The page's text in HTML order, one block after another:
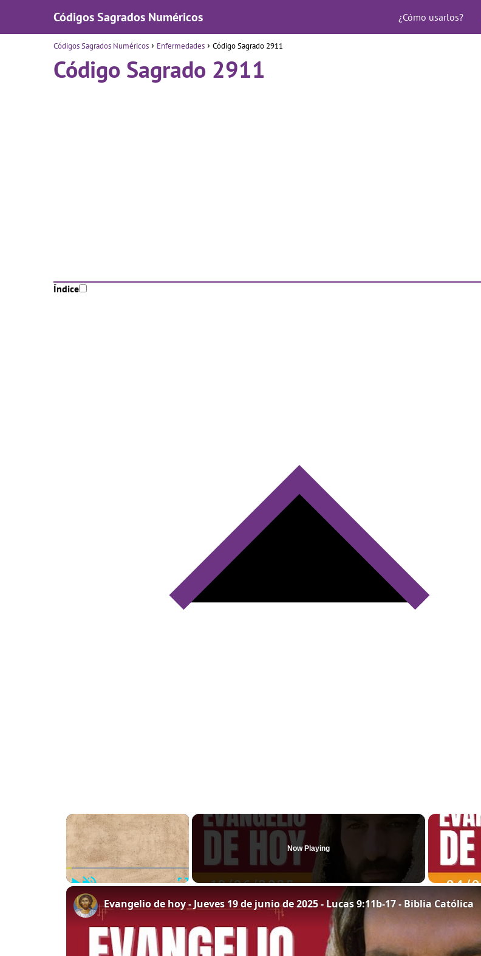
Códigos Sagrados Numéricos ¿Cómo usarlos?
Códigos Sagrados Numéricos Enfermedades Código Sagrado 2911
Código Sagrado 2911
Índice
×
PlayUnmute Fullscreen
Now Playing
Evangelio de hoy - Jueves 19 de junio de 2025 - Lucas 9:11b-17 - Biblia Católica